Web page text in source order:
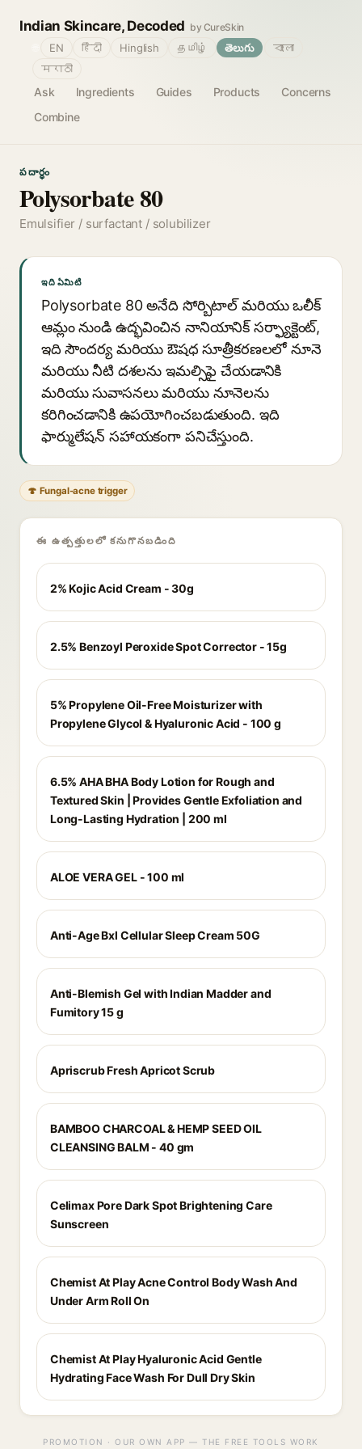
Indian Skincare, Decoded by CureSkin
Ask Ingredients Guides Products
Concerns
Combine
EN हिंदी Hinglish தமிழ் తెలుగు
বাংলা
मराठी
పదార్థం
Polysorbate 80
Emulsifier / surfactant / solubilizer
ఇది ఏమిటి
Polysorbate 80 అనేది సోర్బిటాల్ మరియు ఒలీక్
ఆమ్లం నుండి ఉద్భవించిన నానియానిక్ సర్ఫ్యాక్టెంట్,
ఇది సౌందర్య మరియు ఔషధ సూత్రీకరణలలో నూనె
మరియు నీటి దశలను ఇమల్సిఫై చేయడానికి
మరియు సువాసనలు మరియు నూనెలను
కరిగించడానికి ఉపయోగించబడుతుంది. ఇది
ఫార్ములేషన్ సహాయకంగా పనిచేస్తుంది.
🍄 Fungal-acne trigger
ఈ ఉత్పత్తులలో కనుగొనబడింది
2% Kojic Acid Cream - 30g
2.5% Benzoyl Peroxide Spot Corrector - 15g
5% Propylene Oil-Free Moisturizer with
Propylene Glycol & Hyaluronic Acid - 100 g
6.5% AHA BHA Body Lotion for Rough and
Textured Skin | Provides Gentle Exfoliation and
Long-Lasting Hydration | 200 ml
ALOE VERA GEL - 100 ml
Anti-Age Bxl Cellular Sleep Cream 50G
Anti-Blemish Gel with Indian Madder and
Fumitory 15 g
Apriscrub Fresh Apricot Scrub
BAMBOO CHARCOAL & HEMP SEED OIL
CLEANSING BALM - 40 gm
Celimax Pore Dark Spot Brightening Care
Sunscreen
Chemist At Play Acne Control Body Wash And
Under Arm Roll On
Chemist At Play Hyaluronic Acid Gentle
Hydrating Face Wash For Dull Dry Skin
PROMOTION · OUR OWN APP — THE FREE TOOLS WORK